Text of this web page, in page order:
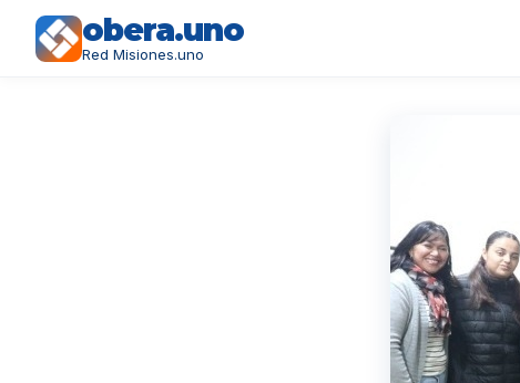
obera.uno
Red Misiones.uno